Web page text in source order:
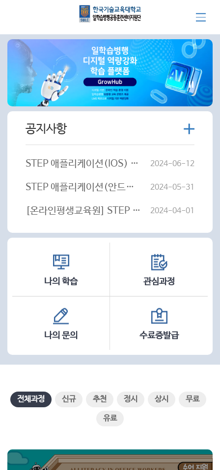
공지사항
더
STEP 애플리케이션(IOS) 사용 공지 2024-06-12
STEP 애플리케이션(안드로이드) 사용 공지 2024-05-31
[온라인평생교육원] STEP 학습관리시스템(LMS) 시스템 오픈 일정 안내 2024-04-01
나의 학습 관심과정
나의 문의 수료증발급
전체과정 신규 추천 정시 상시 무료
유료